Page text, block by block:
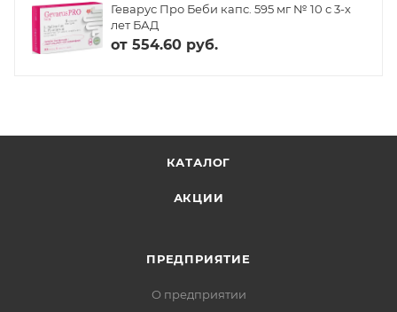
Геварус Про Беби капс. 595 мг № 10 с 3-х
лет БАД
от 554.60 руб.
КАТАЛОГ
АКЦИИ
ПРЕДПРИЯТИЕ
О предприятии